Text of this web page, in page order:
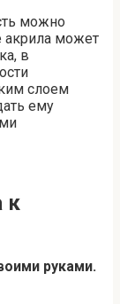
можно
акрила может
в
слоем
ему
к
руками.